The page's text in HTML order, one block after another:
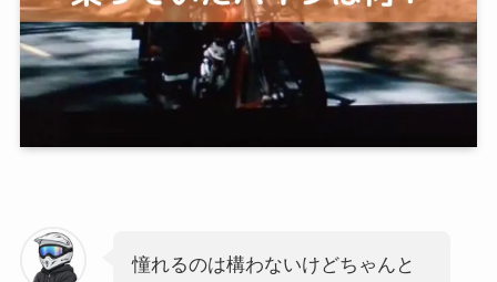
憧れるのは構わないけどちゃんと